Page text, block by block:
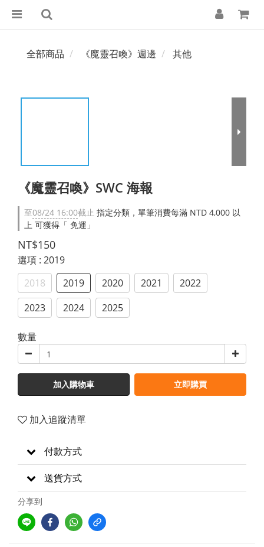
全部商品 《魔靈召喚》週邊 其他
《魔靈召喚》SWC 海報
至08/24 16:00截止 指定分類，單筆消費每滿 NTD 4,000 以
上 可獲得「 免運」
NT$150
選項 : 2019
2018
2019 2020 2021
2022
2023
2024 2025
數量
加入購物車 立即購買
加入追蹤清單
付款方式
送貨方式
分享到